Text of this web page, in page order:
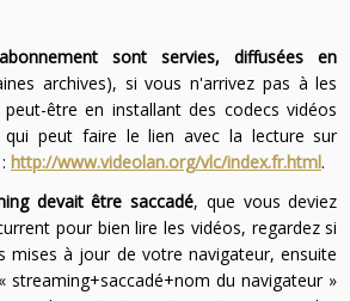
sont servies, diffusées en
archives), si vous n'arrivez pas à les
être en installant des codecs vidéos
qui peut faire le lien avec la lecture sur
http://www.videolan.org/vlc/index.fr.html.
devait être saccadé, que vous deviez
pour bien lire les vidéos, regardez si
mises à jour de votre navigateur, ensuite
streaming+saccadé+nom du navigateur »